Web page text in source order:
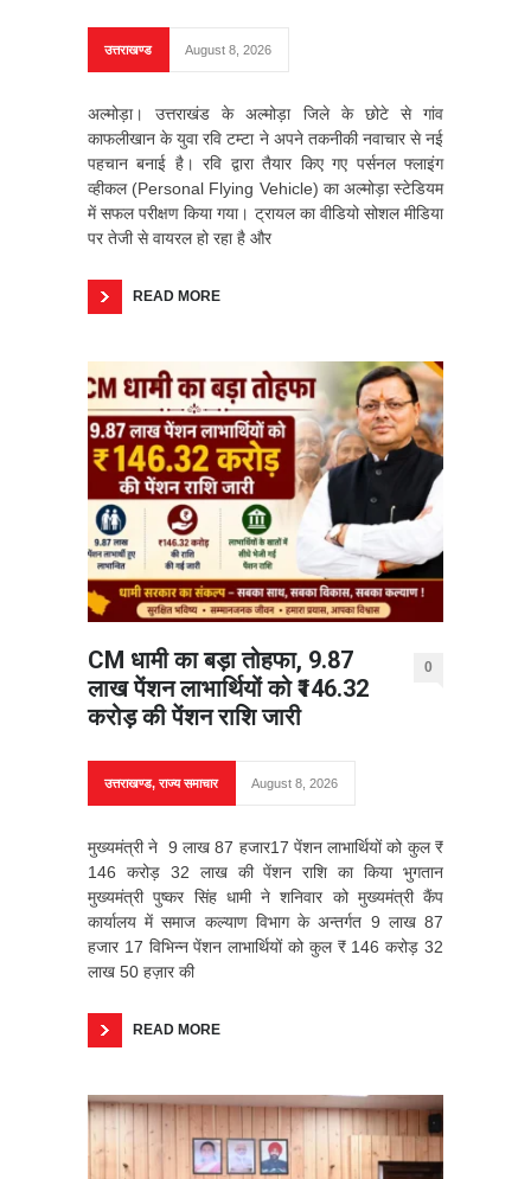
उत्तराखण्ड August 8, 2026
अल्मोड़ा। उत्तराखंड के अल्मोड़ा जिले के छोटे से गांव
काफलीखान के युवा रवि टम्टा ने अपने तकनीकी नवाचार से नई
पहचान बनाई है। रवि द्वारा तैयार किए गए पर्सनल फ्लाइंग
व्हीकल (Personal Flying Vehicle) का अल्मोड़ा स्टेडियम
में सफल परीक्षण किया गया। ट्रायल का वीडियो सोशल मीडिया
पर तेजी से वायरल हो रहा है और
READ MORE
CM धामी का बड़ा तोहफा, 9.87
लाख पेंशन लाभार्थियों को ₹146.32
करोड़ की पेंशन राशि जारी
0
उत्तराखण्ड,राज्य समाचार August 8, 2026
मुख्यमंत्री ने 9 लाख 87 हजार17 पेंशन लाभार्थियों को कुल ₹
146 करोड़ 32 लाख की पेंशन राशि का किया भुगतान
मुख्यमंत्री पुष्कर सिंह धामी ने शनिवार को मुख्यमंत्री कैंप
कार्यालय में समाज कल्याण विभाग के अन्तर्गत 9 लाख 87
हजार 17 विभिन्न पेंशन लाभार्थियों को कुल ₹ 146 करोड़ 32
लाख 50 हज़ार की
READ MORE